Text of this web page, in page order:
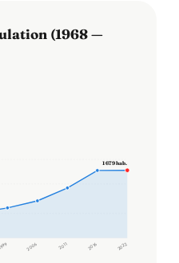
(1968 —
2006 2011 2016 2022
1 679 hab.